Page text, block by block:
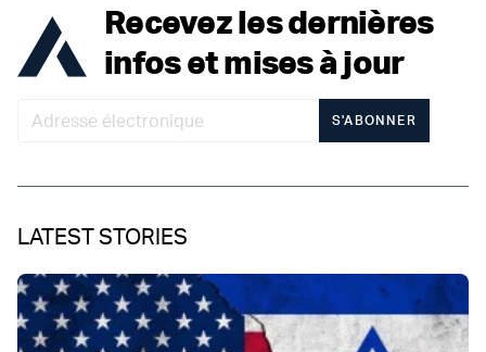
Recevez les dernières
infos et mises à jour
S'ABONNER
LATEST STORIES